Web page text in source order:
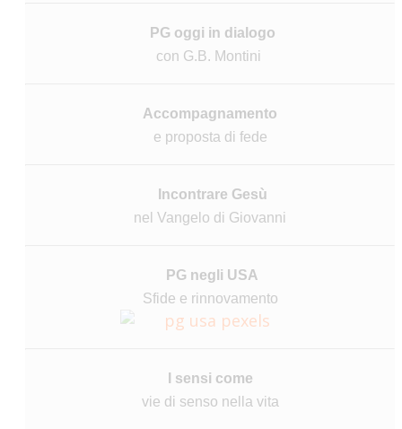
PG oggi in dialogo
con G.B. Montini
Accompagnamento
e proposta di fede
Incontrare Gesù
nel Vangelo di Giovanni
PG negli USA
Sfide e rinnovamento
I sensi come
vie di senso nella vita